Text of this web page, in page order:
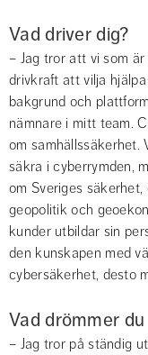
Vad driver dig?
– Jag tror att vi som
drivkraft att vilja
bakgrund och
nämnare i mitt team.
om samhällssäkerhet.
säkra i cyberrymden,
om Sveriges
geopolitik och
kunder utbildar sin
den kunskapen med
cybersäkerhet, desto
Vad drömmer
– Jag tror på ständig